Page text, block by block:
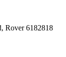
Rover 6182818